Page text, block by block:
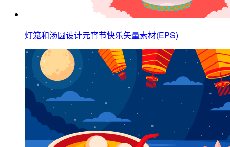
灯笼和汤圆设计元宵节快乐矢量素材(EPS)